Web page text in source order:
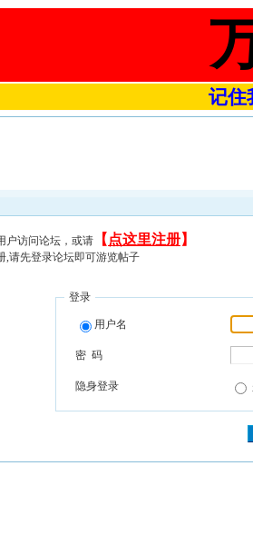
记住
户访问论坛，或请 【 点这里注册】
,请先登录论坛即可游览帖子
登录
用户名
密 码
隐身登录